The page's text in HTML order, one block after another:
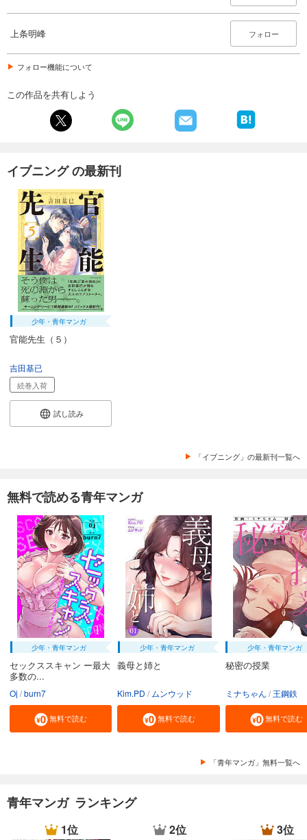
上条明峰 フォロー
フォロー機能について
この作品を共有しよう
イブニング の最新刊
少年・青年マンガ
官能先生（５）
吉田基已
続巻入荷
試し読み
「イブニング」の最新刊一覧へ
無料で読める青年マンガ
少年・青年マンガ
セックススキャン ー最大
多数の...
Oj burn7
無料で読む
少年・青年マンガ
義母と姉と
Kim.PD ムンウッド
無料で読む
少年・青年マンガ
秘密の授業
ミナちゃん 王鋼鉄
無料で読む
「青年マンガ」無料一覧へ
青年マンガ ランキング
1位 2位 3位